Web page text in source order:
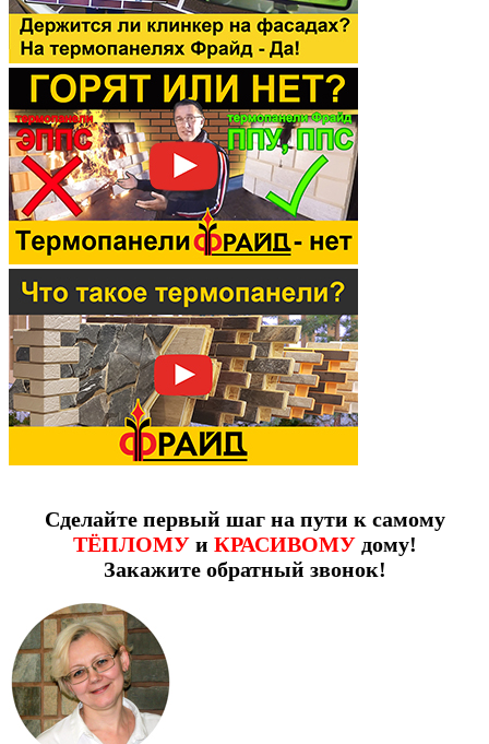
Сделайте первый шаг на пути к самому
ТЁПЛОМУи КРАСИВОМУдому!
Закажите обратный звонок!